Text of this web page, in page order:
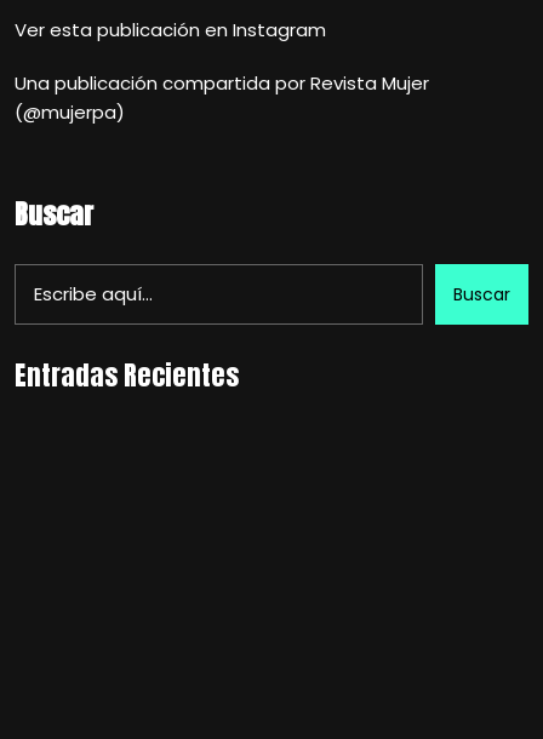
Ver esta publicación en Instagram
Una publicación compartida por Revista Mujer
(@mujerpa)
Buscar
Buscar
Entradas Recientes